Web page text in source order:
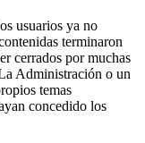
usuarios ya no
terminaron
cerrados por muchas
Administración o un
temas
concedido los